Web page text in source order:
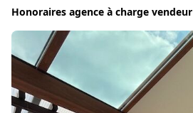
Honoraires agence à charge vendeur